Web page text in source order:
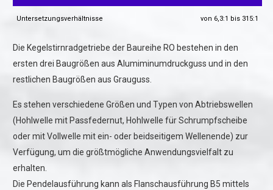
Untersetzungsverhältnisse von 6,3:1 bis 315:1
Die Kegelstirnradgetriebe der Baureihe RO bestehen in den
ersten drei Baugrößen aus Alumiminumdruckguss und in den
restlichen Baugrößen aus Grauguss.
Es stehen verschiedene Größen und Typen von Abtriebswellen
(Hohlwelle mit Passfedernut, Hohlwelle für Schrumpfscheibe
oder mit Vollwelle mit ein- oder beidseitigem Wellenende) zur
Verfügung, um die größtmögliche Anwendungsvielfalt zu
erhalten.
Die Pendelausführung kann als Flanschausführung B5 mittels